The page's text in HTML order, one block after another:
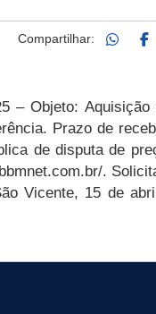
Compartilhar:
– Objeto:
Prazo de
de disputa de
.
Vicente, 15 de